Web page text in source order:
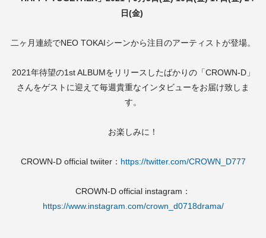
日(金)
二ヶ月連続でNEO TOKAIシーンから注目のアーティストが登場。
2021年待望の1st ALBUMをリリースしたばかりの「CROWN-D」
さんをゲストに迎えて毎週貴重なインタビューをお届け致しま
す。
お楽しみに！
CROWN-D official twiiter： https://twitter.com/CROWN_D777
CROWN-D official instagram：
https://www.instagram.com/crown_d0718drama/